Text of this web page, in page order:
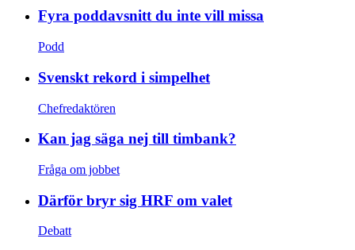
Fyra poddavsnitt du inte vill missa
Podd
Svenskt rekord i simpelhet
Chefredaktören
Kan jag säga nej till timbank?
Fråga om jobbet
Därför bryr sig HRF om valet
Debatt